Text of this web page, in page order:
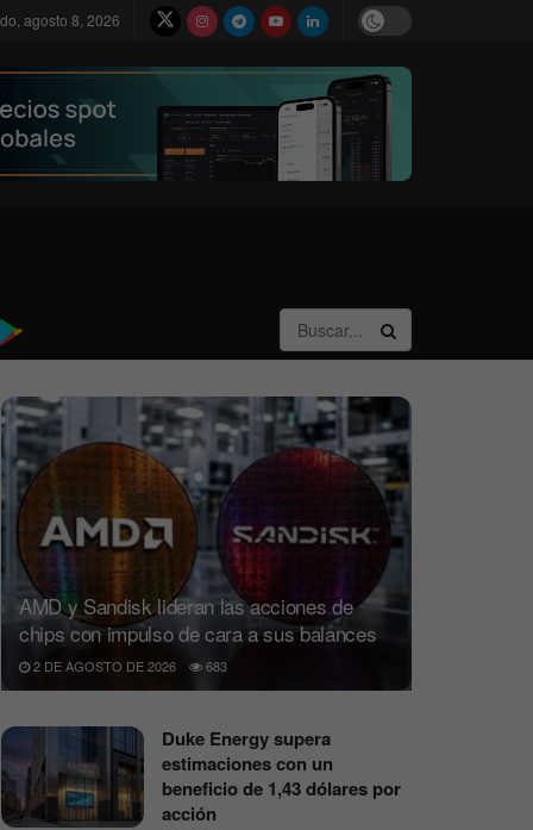
agosto 8, 2026
AMD y Sandisk lideran las acciones de
chips con impulso de cara a sus balances
2 DE AGOSTO DE 2026 683
Duke Energy supera
estimaciones con un
beneficio de 1,43 dólares por
acción